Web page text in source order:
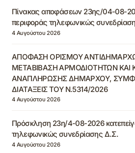
Πίνακας αποφάσεων 23ης/04-08-
περιφοράς τηλεφωνικώς
4 Αυγούστου 2026
ΑΠΟΦΑΣΗ ΟΡΙΣΜΟΥ
ΜΕΤΑΒΙΒΑΣΗ ΑΡΜΟΔΙΟΤΗΤΩΝ ΚΑΙ
ΑΝΑΠΛΗΡΩΣΗΣ ΔΗΜΑΡΧΟΥ,
ΔΙΑΤΑΞΕΙΣ ΤΟΥ Ν.5314/2026
4 Αυγούστου 2026
Πρόσκληση 23η/4-08-2026
τηλεφωνικώς συνεδρίασης Δ.Σ.
4 Αυγούστου 2026